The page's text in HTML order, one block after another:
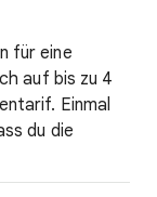
für eine
auf bis zu 4
Einmal
du die